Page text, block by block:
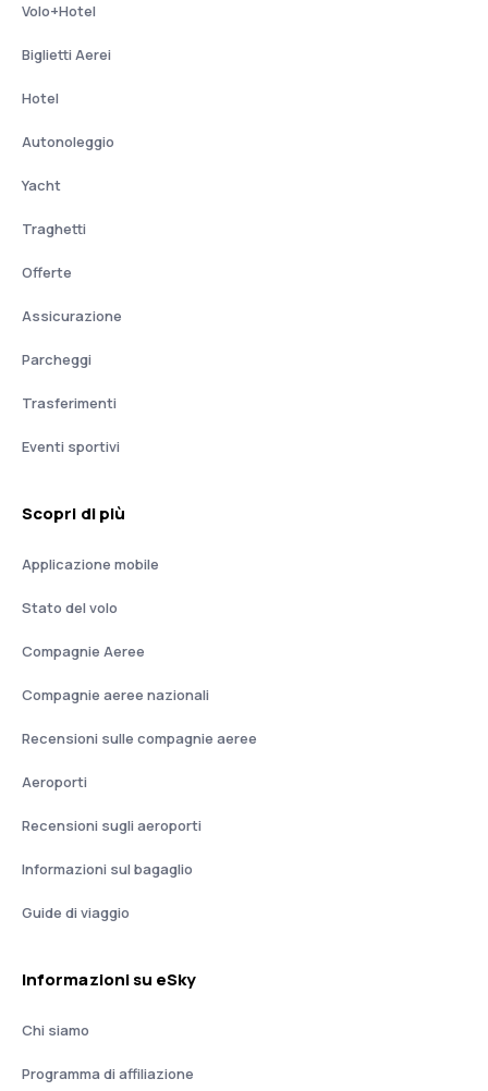
Volo+Hotel
Biglietti Aerei
Hotel
Autonoleggio
Yacht
Traghetti
Offerte
Assicurazione
Parcheggi
Trasferimenti
Eventi sportivi
Scopri di più
Applicazione mobile
Stato del volo
Compagnie Aeree
Compagnie aeree nazionali
Recensioni sulle compagnie aeree
Aeroporti
Recensioni sugli aeroporti
Informazioni sul bagaglio
Guide di viaggio
Informazioni su eSky
Chi siamo
Programma di affiliazione